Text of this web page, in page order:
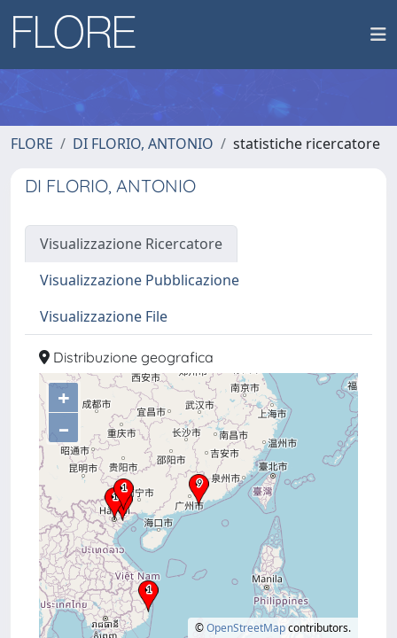
FLORE DI FLORIO, ANTONIO statistiche ricercatore
DI FLORIO, ANTONIO
Visualizzazione Ricercatore
Visualizzazione Pubblicazione
Visualizzazione File
Distribuzione geografica
+
–
©OpenStreetMapcontributors.